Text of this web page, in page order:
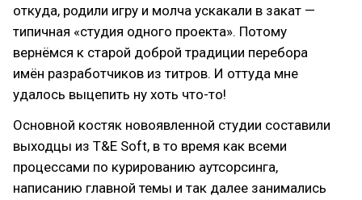
откуда, родили игру и молча ускакали в закат —
типичная «студия одного проекта». Потому
вернёмся к старой доброй традиции перебора
имён разработчиков из титров. И оттуда мне
удалось выцепить ну хоть что-то!
Основной костяк новоявленной студии составили
выходцы из T&E Soft, в то время как всеми
процессами по курированию аутсорсинга,
написанию главной темы и так далее занимались